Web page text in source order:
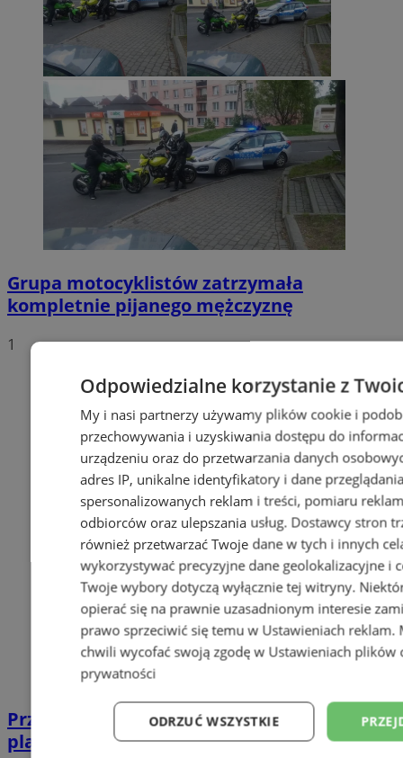
Grupa motocyklistów zatrzymała
kompletnie pijanego mężczyznę
1
Przyszłość Wodzisławia Śląskiego:
planowane inwestycje na 2025 rok
Odpowiedzialne korzystanie z
My i nasi partnerzy używamy plików cookie i
przechowywania i uzyskiwania dostępu do
urządzeniu oraz do przetwarzania danych
adres IP, unikalne identyfikatory i dane
spersonalizowanych reklam i treści, pomiaru
odbiorców oraz ulepszania usług. Dostawcy stron
również przetwarzać Twoje dane w tych i innych
wykorzystywać precyzyjne dane geolokalizacyjne i
Twoje wybory dotyczą wyłącznie tej witryny.
opierać się na prawnie uzasadnionym interesie
prawo sprzeciwić się temu w Ustawieniach reklam.
chwili wycofać swoją zgodę w Ustawieniach plików
prywatności
ODRZUĆ WSZYSTKIE